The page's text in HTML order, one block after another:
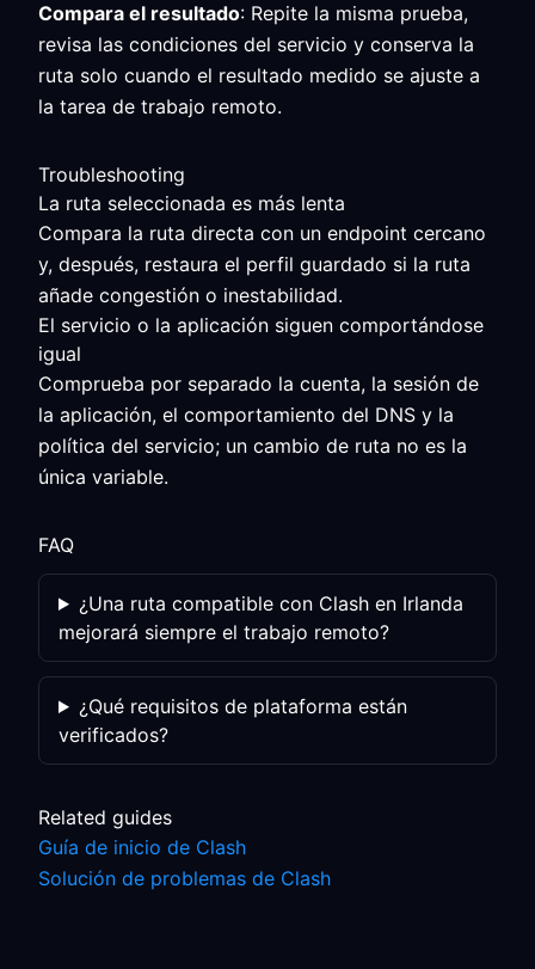
Compara el resultado: Repite la misma prueba,
revisa las condiciones del servicio y conserva la
ruta solo cuando el resultado medido se ajuste a
la tarea de trabajo remoto.
Troubleshooting
La ruta seleccionada es más lenta
Compara la ruta directa con un endpoint cercano
y, después, restaura el perfil guardado si la ruta
añade congestión o inestabilidad.
El servicio o la aplicación siguen comportándose
igual
Comprueba por separado la cuenta, la sesión de
la aplicación, el comportamiento del DNS y la
política del servicio; un cambio de ruta no es la
única variable.
FAQ
¿Una ruta compatible con Clash en Irlanda
mejorará siempre el trabajo remoto?
¿Qué requisitos de plataforma están
verificados?
Related guides
Guía de inicio de Clash
Solución de problemas de Clash